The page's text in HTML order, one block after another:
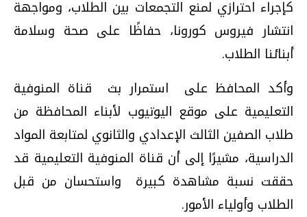
كإجراء احترازي لمنع التجمعات بين الطلاب، ومواجهة
انتشار فيروس كورونا، حفاظًا على صحة وسلامة
أبنائنا الطلاب.
وأكد المحافظ على استمرار بث قناة المنوفية
التعليمية على موقع اليوتيوب لأبناء المحافظة من
طلاب الصفين الثالث الإعدادي والثانوي لمتابعة المواد
الدراسية، مشيرًا إلى أن قناة المنوفية التعليمية قد
حققت نسبة مشاهدة كبيرة واستحسان من قبل
الطلاب وأولياء الأمور.